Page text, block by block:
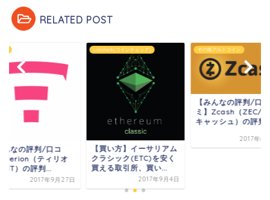
RELATED POST
コインチェック)
い方】イーサリアム
シック(ETC)を安く
取引所、買い...
2017年9月4日
その他アルトコイン
【みんなの評判/口コ
ミ】Zcash（ZEC/ジー
キャッシュ）の評判...
2017年6月14日
仮想通貨
【みんなの評判/口コ